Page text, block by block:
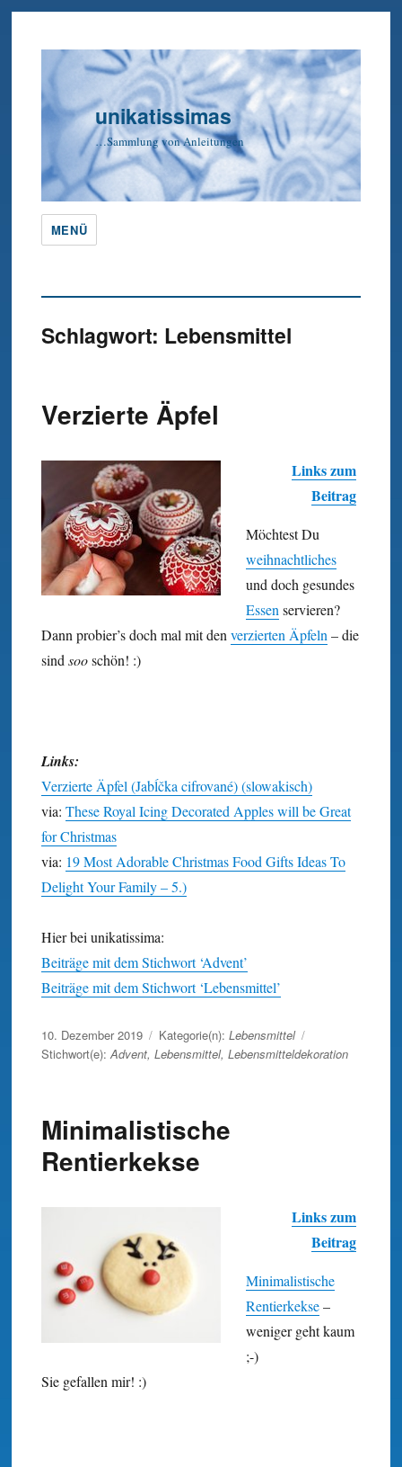
unikatissimas
…Sammlung von Anleitungen
MENÜ
Schlagwort: Lebensmittel
Verzierte Äpfel
Links zum
Beitrag
Möchtest Du
weihnachtliches
und doch gesundes
Essenservieren?
Dann probier’s doch mal mit denverzierten Äpfeln– die
sindsooschön! :)
Links:
Verzierte Äpfel (Jabĺčka cifrované) (slowakisch)
via: These Royal Icing Decorated Apples will be Great
for Christmas
via: 19 Most Adorable Christmas Food Gifts Ideas To
Delight Your Family – 5.)
Hier bei unikatissima:
Beiträge mit dem Stichwort ‘Advent’
Beiträge mit dem Stichwort ‘Lebensmittel’
Veröffentlicht
am
10. Dezember 2019 Kategorie(n): Lebensmittel
Stichwort(e):Advent, Lebensmittel, Lebensmitteldekoration
Minimalistische
Rentierkekse
Links zum
Beitrag
Minimalistische
Rentierkekse–
weniger geht kaum
;-)
Sie gefallen mir! :)